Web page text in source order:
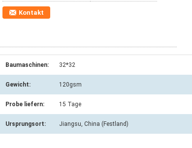
Kontakt
Baumaschinen: 32*32
Gewicht: 120gsm
Probe liefern: 15 Tage
Ursprungsort: Jiangsu, China (Festland)